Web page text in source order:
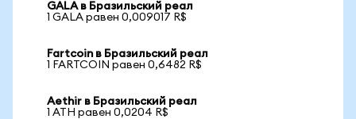
GALA в Бразильский реал
1 GALA равен 0,009017 R$
Fartcoin в Бразильский реал
1 FARTCOIN равен 0,6482 R$
Aethir в Бразильский реал
1 ATH равен 0,0204 R$